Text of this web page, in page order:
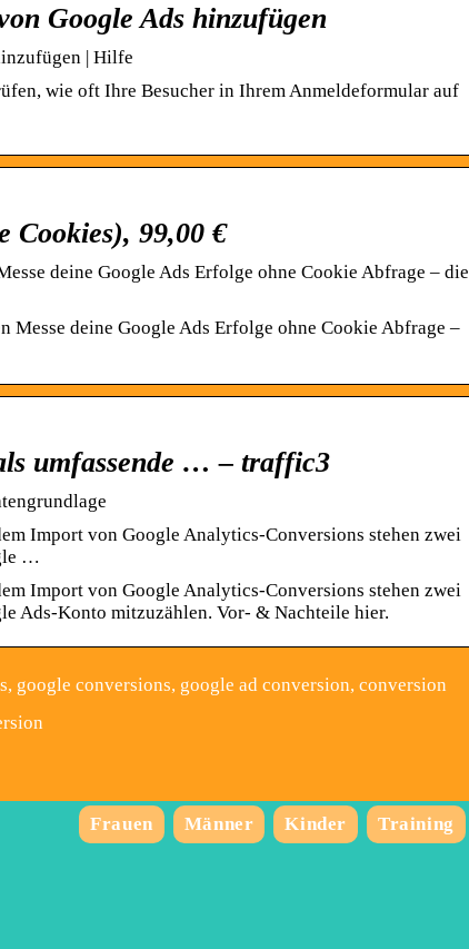
Google Ads hinzufügen
| Hilfe
wie oft Ihre Besucher in Ihrem Anmeldeformular auf
Cookies), 99,00 €
deine Google Ads Erfolge ohne Cookie Abfrage – die
deine Google Ads Erfolge ohne Cookie Abfrage –
umfassende … – traffic3
Import von Google Analytics-Conversions stehen zwei
…
Import von Google Analytics-Conversions stehen zwei
Ads-Konto mitzuzählen. Vor- & Nachteile hier.
google conversions, google ad conversion, conversion
Frauen Männer Kinder Training